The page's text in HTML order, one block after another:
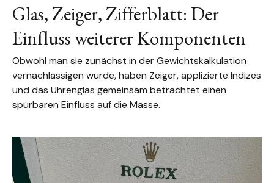
Glas, Zeiger, Zifferblatt: Der
Einfluss weiterer Komponenten
Obwohl man sie zunächst in der Gewichtskalkulation
vernachlässigen würde, haben Zeiger, applizierte Indizes
und das Uhrenglas gemeinsam betrachtet einen
spürbaren Einfluss auf die Masse.